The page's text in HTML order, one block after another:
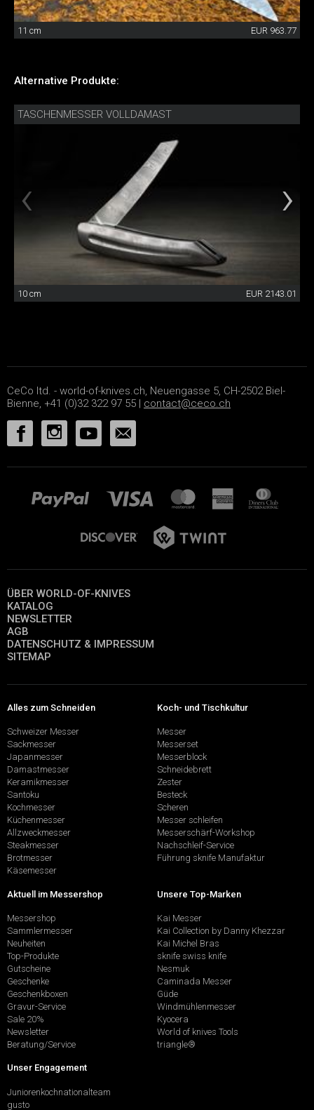
11 cm EUR 963.77
Alternative Produkte:
TASCHENMESSER VOLLDAMAST
10 cm EUR 2143.01
CeCo ltd. - world-of-knives.ch, Neuengasse 5, CH-2502 Biel-
Bienne, +41 (0)32 322 97 55 | contact@ceco.ch
ÜBER WORLD-OF-KNIVES
KATALOG
NEWSLETTER
AGB
DATENSCHUTZ & IMPRESSUM
SITEMAP
Alles zum Schneiden
Schweizer Messer
Sackmesser
Japanmesser
Damastmesser
Keramikmesser
Santoku
Kochmesser
Küchenmesser
Allzweckmesser
Steakmesser
Brotmesser
Käsemesser
Koch- und Tischkultur
Messer
Messerset
Messerblock
Schneidebrett
Zester
Besteck
Scheren
Messer schleifen
Messerschärf-Workshop
Nachschleif-Service
Führung sknife Manufaktur
Aktuell im Messershop
Messershop
Sammlermesser
Neuheiten
Top-Produkte
Gutscheine
Geschenke
Geschenkboxen
Gravur-Service
Sale 20%
Newsletter
Beratung/Service
Unsere Top-Marken
Kai Messer
Kai Collection by Danny Khezzar
Kai Michel Bras
sknife swiss knife
Nesmuk
Caminada Messer
Güde
Windmühlenmesser
Kyocera
World of knives Tools
triangle®
Unser Engagement
Juniorenkochnationalteam
gusto